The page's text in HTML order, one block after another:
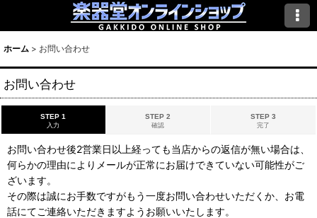
ホーム > お問い合わせ
お問い合わせ
STEP 1
入力
STEP 2
確認
STEP 3
完了
お問い合わせ後2営業日以上経っても当店からの返信が無い場合は、
何らかの理由によりメールが正常にお届けできていない可能性がご
ざいます。
その際は誠にお手数ですがもう一度お問い合わせいただくか、お電
話にてご連絡いただきますようお願いいたします。